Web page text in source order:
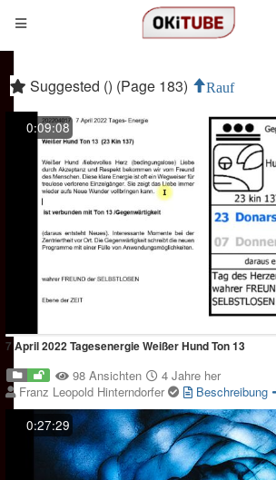
Suggested () (Page 183) Rauf
0:09:08
7 April 2022 Tagesenergie Weißer Hund Ton 13
98 Ansichten
4 Jahre her
Franz Leopold Hinterndorfer
Beschreibung
0:27:29